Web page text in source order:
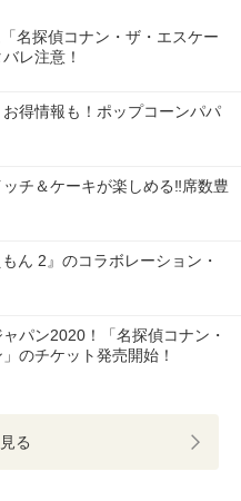
名探偵コナン・ザ・エスケー
レ注意！
得情報も！ポップコーンパパ
チ＆ケーキが楽しめる‼席数豊
ん 2』のコラボレーション・
パン2020！「名探偵コナン・
のチケット発売開始！
る